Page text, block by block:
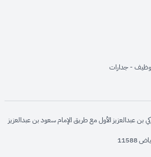
opens in
opens in
opens in
opens in
opens in
opens in new
- جداراتopens in new window
بن عبدالعزيز الأول مع طريق الإمام سعود بن عبدالعزيز